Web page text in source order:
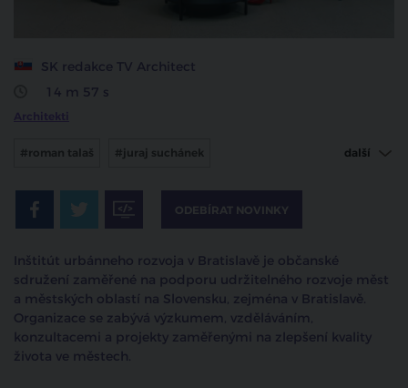
SK redakce TV Architect
14 m 57 s
Architekti
#roman talaš #juraj suchánek další
ODEBÍRAT NOVINKY
Inštitút urbánneho rozvoja v Bratislavě je občanské
sdružení zaměřené na podporu udržitelného rozvoje měst
a městských oblastí na Slovensku, zejména v Bratislavě.
Organizace se zabývá výzkumem, vzděláváním,
konzultacemi a projekty zaměřenými na zlepšení kvality
života ve městech.